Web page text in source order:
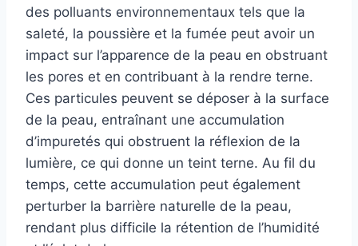
des polluants environnementaux tels que la
saleté, la poussière et la fumée peut avoir un
impact sur l’apparence de la peau en obstruant
les pores et en contribuant à la rendre terne.
Ces particules peuvent se déposer à la surface
de la peau, entraînant une accumulation
d’impuretés qui obstruent la réflexion de la
lumière, ce qui donne un teint terne. Au fil du
temps, cette accumulation peut également
perturber la barrière naturelle de la peau,
rendant plus difficile la rétention de l’humidité